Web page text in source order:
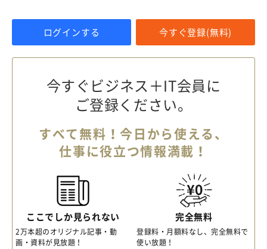
ログインする 今すぐ登録(無料)
今すぐビジネス＋IT会員に
ご登録ください。
すべて無料！今日から使える、
仕事に役立つ情報満載！
ここでしか見られない
2万本超のオリジナル記事・動
画・資料が見放題！
完全無料
登録料・月額料なし、完全無料で
使い放題！